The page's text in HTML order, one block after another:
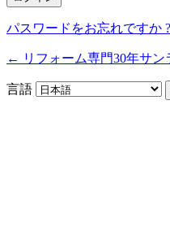
パスワードをお忘れですか ?
← リフォーム専門30年サン
言語